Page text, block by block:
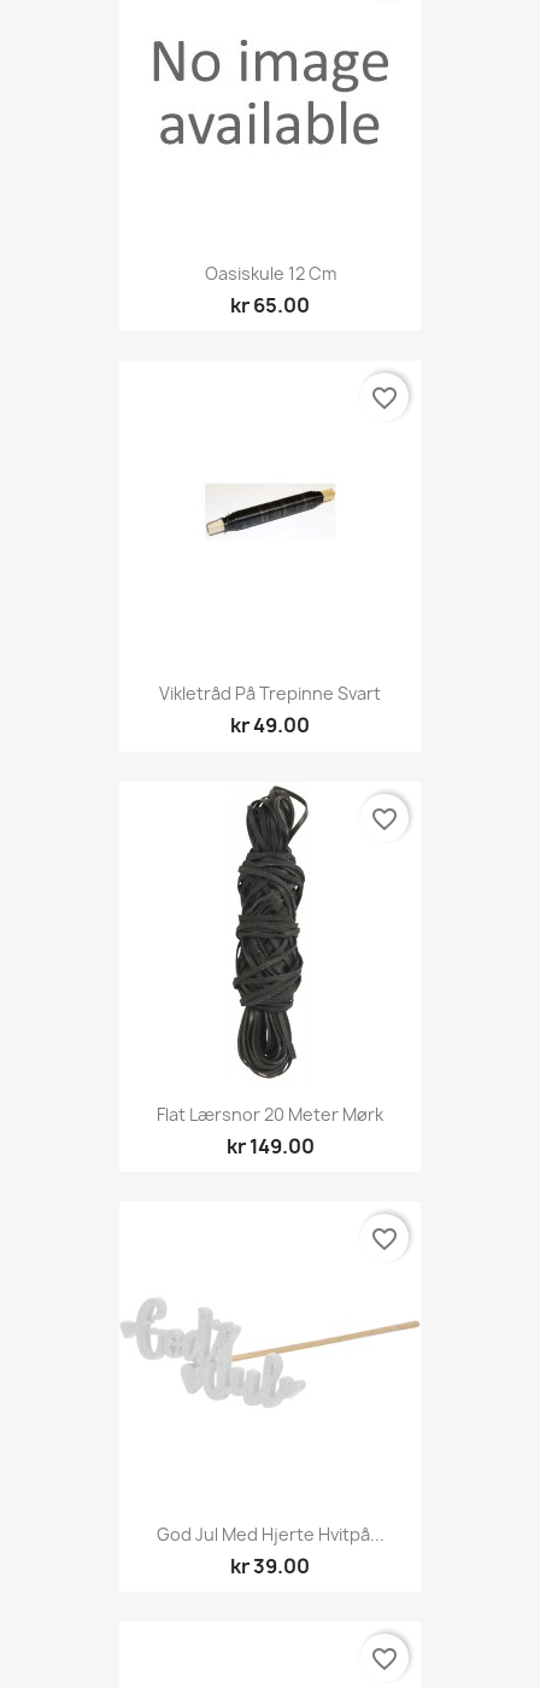
Oasiskule 12 Cm
kr 65.00
Vikletråd På Trepinne Svart
kr 49.00
favorite_border
Flat Lærsnor 20 Meter Mørk
kr 149.00
favorite_border
God Jul Med Hjerte Hvitpå...
kr 39.00
favorite_border
favorite_border